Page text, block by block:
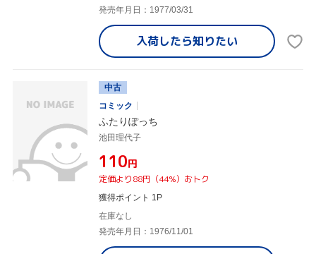
発売年月日：1977/03/31
入荷したら知りたい
中古
コミック
ふたりぽっち
池田理代子
¥110円
定価より88円（44%）おトク
獲得ポイント 1P
在庫なし
発売年月日：1976/11/01